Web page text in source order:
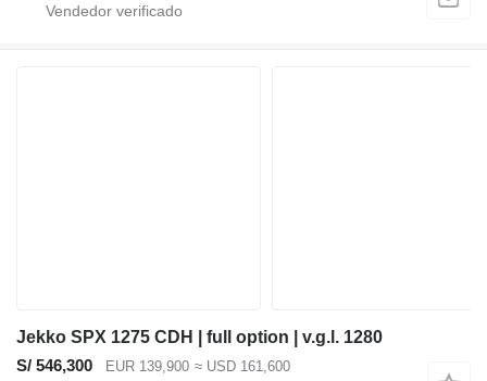
Jekko SPX 1275 CDH | full option | v.g.l. 1280
S/ 546,300
EUR 139,900 ≈ USD 161,600